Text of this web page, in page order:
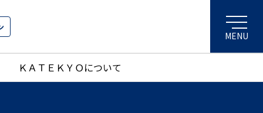
ＫＡＴＥＫＹＯについて